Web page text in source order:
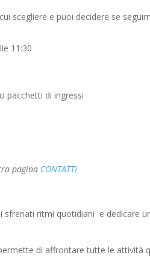
scegliere e puoi decidere se
11:30
pacchetti di ingressi
pagina CONTATTI
sfrenati ritmi quotidiani e dedicare
di affrontare tutte le attività